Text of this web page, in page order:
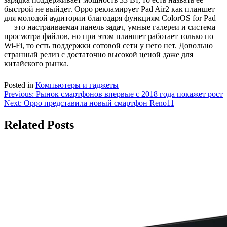
быстрой не выйдет. Oppo рекламирует Pad Air2 как планшет
для молодой аудитории благодаря функциям ColorOS for Pad
— это настраиваемая панель задач, умные галереи и система
просмотра файлов, но при этом планшет работает только по
Wi-Fi, то есть поддержки сотовой сети у него нет. Довольно
странный релиз с достаточно высокой ценой даже для
китайского рынка.
Posted in Компьютеры и гаджеты
Навигация
по
записям
Previous: Рынок смартфонов впервые с 2018 года покажет рост
Next: Oppo представила новый смартфон Reno11
Related Posts